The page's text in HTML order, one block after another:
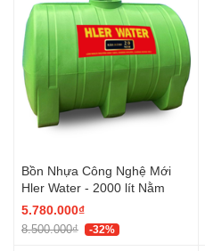
Bồn Nhựa Công Nghệ Mới
Hler Water - 2000 lít Nằm
5.780.000₫
8.500.000₫ -32%